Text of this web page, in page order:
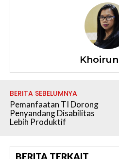
BERITA SEBELUMNYA
Pemanfaatan TI Dorong
Penyandang Disabilitas
Lebih Produktif
BERITA TERKAIT